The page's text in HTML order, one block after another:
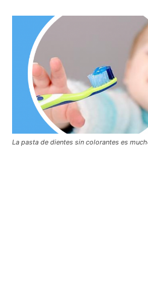
La pasta de dientes sin colorantes es